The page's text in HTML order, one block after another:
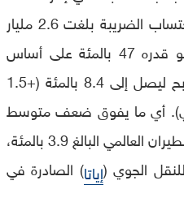
الوحدة في تحقيق أرباح بعد احتساب الضريبة بلغت 2.6 مليار
درهم (698 مليون دولار)، بنمو قدره 47 بالمئة على أساس
سنوي، فيما تحسن هامش الربح ليصل إلى 8.4 بالمئة (+1.5
أي ما يفوق ضعف متوسط
هامش صافي الربح في قطاع الطيران العالمي البالغ 3.9 بالمئة،
الجوي (إياتا) الصادرة في